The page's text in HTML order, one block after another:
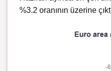
%3.2 oranının üzerine